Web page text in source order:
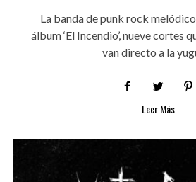
La banda de punk rock
álbum ‘El Incendio’, nueve cortes
van directo a la
Leer Más